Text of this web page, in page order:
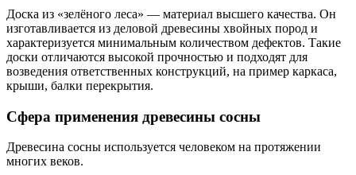
Доска из «зелёного леса» — материал высшего качества. Он
изготавливается из деловой древесины хвойных пород и
характеризуется минимальным количеством дефектов. Такие
доски отличаются высокой прочностью и подходят для
возведения ответственных конструкций, на пример каркаса,
крыши, балки перекрытия.
Сфера применения древесины сосны
Древесина сосны используется человеком на протяжении
многих веков.